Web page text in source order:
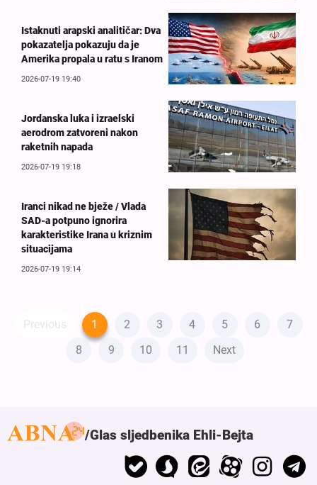
Istaknuti arapski analitičar: Dva
pokazatelja pokazuju da je
Amerika propala u ratu s Iranom
2026-07-19 19:40
Jordanska luka i izraelski
aerodrom zatvoreni nakon
raketnih napada
2026-07-19 19:18
Iranci nikad ne bježe / Vlada
SAD-a potpuno ignorira
karakteristike Irana u kriznim
situacijama
2026-07-19 19:14
Previous 1 2 3 4 5 6
7
8
9 10 11 Next
Glas sljedbenika Ehli-Bejta